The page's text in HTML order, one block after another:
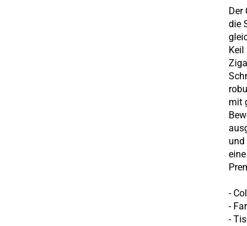
Der
die
Keil
mit
und
-
-
-